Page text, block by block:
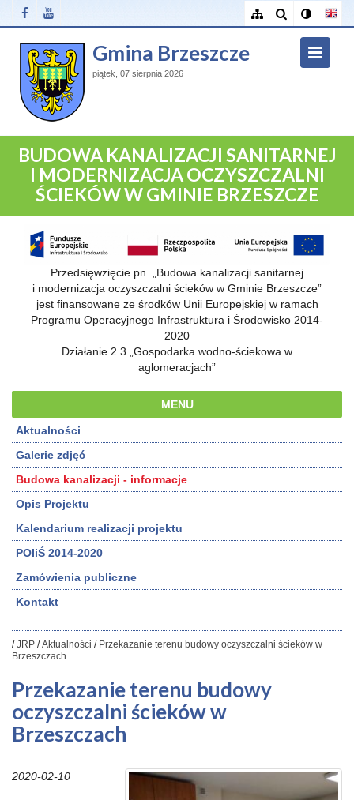
Gmina Brzeszcze
piątek, 07 sierpnia 2026
BUDOWA KANALIZACJI SANITARNEJ
I MODERNIZACJA OCZYSZCZALNI
ŚCIEKÓW W GMINIE BRZESZCZE
Przedsięwzięcie pn. „Budowa kanalizacji sanitarnej
i modernizacja oczyszczalni ścieków w Gminie Brzeszcze”
jest finansowane ze środków Unii Europejskiej w ramach
Programu Operacyjnego Infrastruktura i Środowisko 2014-
2020
Działanie 2.3 „Gospodarka wodno-ściekowa w
aglomeracjach”
MENU
Aktualności
Galerie zdjęć
Budowa kanalizacji - informacje
Opis Projektu
Kalendarium realizacji projektu
POIiŚ 2014-2020
Zamówienia publiczne
Kontakt
/JRP /Aktualności / Przekazanie terenu budowy oczyszczalni ścieków w
Brzeszczach
Przekazanie terenu budowy
oczyszczalni ścieków w
Brzeszczach
2020-02-10